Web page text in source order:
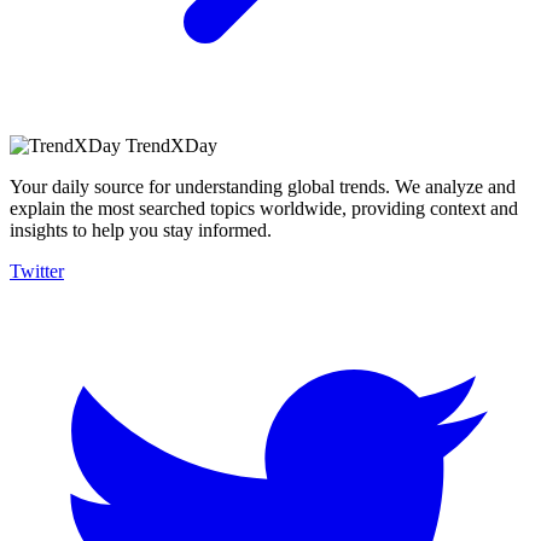
TrendXDay
Your daily source for understanding global trends. We analyze and
explain the most searched topics worldwide, providing context and
insights to help you stay informed.
Twitter